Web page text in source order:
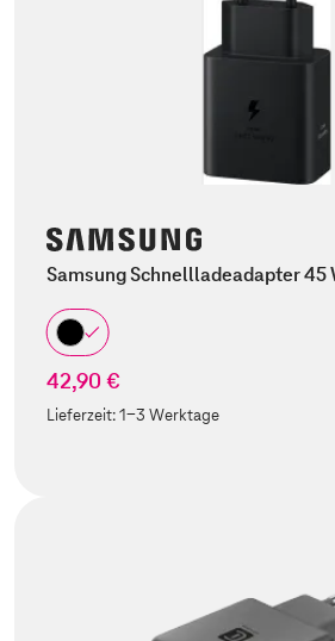
Samsung Schnellladeadapter 45
42,90 €
Lieferzeit:1-3 Werktage